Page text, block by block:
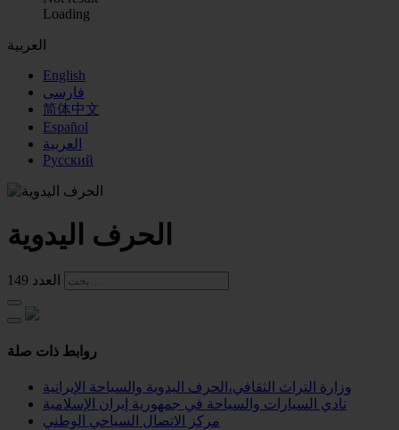
Loading
العربية
English
فارسی
简体中文
Español
العربية
Русский
الحرف اليدوية
روابط ذات صلة
وزارة التراث الثقافي،الحرف اليدوية والسياحة الإيرانية
نادي السيارات والسياحة في جمهورية إيران الإسلامية
مركز الاتصال السياحي الوطني